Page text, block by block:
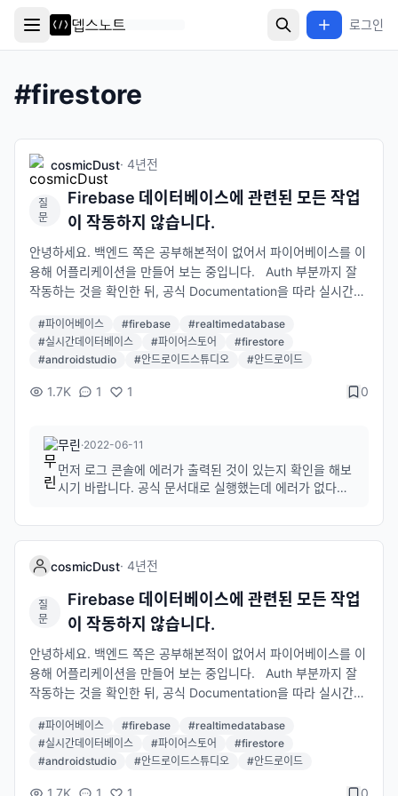
로그인
#firestore
cosmicDust· 4년전
질
문
Firebase 데이터베이스에 관련된 모든 작업
이 작동하지 않습니다.
안녕하세요. 백엔드 쪽은 공부해본적이 없어서 파이어베이스를 이
용해 어플리케이션을 만들어 보는 중입니다. Auth 부분까지 잘
작동하는 것을 확인한 뒤, 공식 Documentation을 따라 실시간데
않지만 데이터베이스에 제가 의도했던 어떠한 작업도 진행되지 않
았습니다. 실시간데이터베이스 뿐만 아니라 파이어스토어도 마찬
가지였습니다. 제 코드가 잘못된건가 싶어 Documentation에 있
는 코드를 그대로 넣어봤으나 이 또한 작동하지 않았고 커넥트 및
와 작성했던 코드입니다. class MainActivity : AppCompatActi
vity() { //파이어베이스 파이어스토어 초기화 val db = Firebase.
firestore val user = hashMapOf( "first" to "Ada", "last" to
nstanceState: Bundle?) { super.onCreate(savedInstanceSt
ate) setContentView(R.layout.activity_main) db.collection
("users") .add(user) .addOnSuccessListener { documentR
D: ${documentReference.id}") } .addOnFailureListener { e
-> Log.w(TAG, "Error adding document", e) } }
#파이어베이스 #firebase #realtimedatabase
#실시간데이터베이스 #파이어스토어 #firestore
#androidstudio #안드로이드스튜디오 #안드로이드
1.7K 1 1 0
무린 ·2022-06-11
먼저 로그 콘솔에 에러가 출력된 것이 있는지 확인을 해보
시기 바랍니다. 공식 문서대로 실행했는데 에러가 없다면
ass MainActivity : AppCompatActivity() { val db =
Firebase.firestore val user = hash...
cosmicDust· 4년전
질
문
Firebase 데이터베이스에 관련된 모든 작업
이 작동하지 않습니다.
안녕하세요. 백엔드 쪽은 공부해본적이 없어서 파이어베이스를 이
용해 어플리케이션을 만들어 보는 중입니다. Auth 부분까지 잘
작동하는 것을 확인한 뒤, 공식 Documentation을 따라 실시간데
않지만 데이터베이스에 제가 의도했던 어떠한 작업도 진행되지 않
았습니다. 실시간데이터베이스 뿐만 아니라 파이어스토어도 마찬
가지였습니다. 제 코드가 잘못된건가 싶어 Documentation에 있
는 코드를 그대로 넣어봤으나 이 또한 작동하지 않았고 커넥트 및
#파이어베이스 #firebase #realtimedatabase
#실시간데이터베이스 #파이어스토어 #firestore
#androidstudio #안드로이드스튜디오 #안드로이드
1.7K 1 1 0